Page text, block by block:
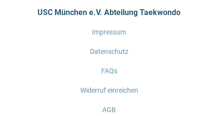
USC München e.V. Abteilung Taekwondo
Impressum
Datenschutz
FAQs
Widerruf einreichen
AGB